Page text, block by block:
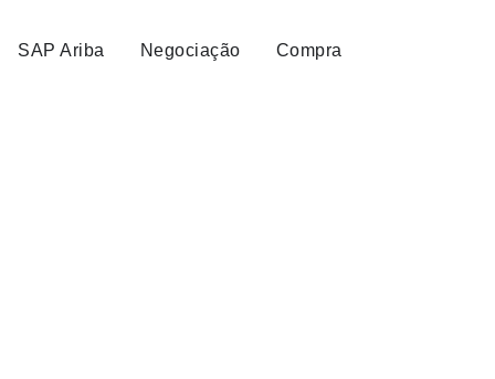
SAP Ariba Negociação Compra